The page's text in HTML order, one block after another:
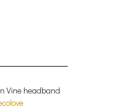
Vine headband